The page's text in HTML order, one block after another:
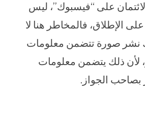
على “فيسبوك”، ليس
على الإطلاق، فالمخاطر هنا لا
نشر صورة تتضمن معلومات
لأن ذلك يتضمن معلومات
الجواز.